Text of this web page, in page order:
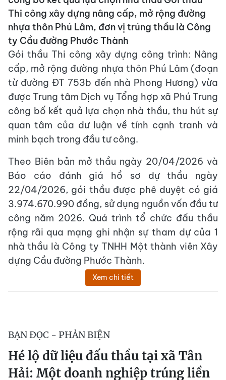
Thi công xây dựng nâng cấp, mở rộng đường
nhựa thôn Phú Lâm, đơn vị trúng thầu là Công
ty Cầu đường Phước Thành
Gói thầu Thi công xây dựng công trình: Nâng
cấp, mở rộng đường nhựa thôn Phú Lâm (đoạn
từ đường ĐT 753b đến nhà Phong Hương) vừa
được Trung tâm Dịch vụ Tổng hợp xã Phú Trung
công bố kết quả lựa chọn nhà thầu, thu hút sự
quan tâm của dư luận về tính cạnh tranh và
minh bạch trong đầu tư công.
Theo Biên bản mở thầu ngày 20/04/2026 và
Báo cáo đánh giá hồ sơ dự thầu ngày
22/04/2026, gói thầu được phê duyệt có giá
3.974.670.990 đồng, sử dụng nguồn vốn đầu tư
công năm 2026. Quá trình tổ chức đấu thầu
rộng rãi qua mạng ghi nhận sự tham dự của 1
nhà thầu là Công ty TNHH Một thành viên Xây
dựng Cầu đường Phước Thành.
Xem chi tiết
BẠN ĐỌC - PHẢN BIỆN
Hé lộ dữ liệu đấu thầu tại xã Tân
Hải: Một doanh nghiệp trúng liền